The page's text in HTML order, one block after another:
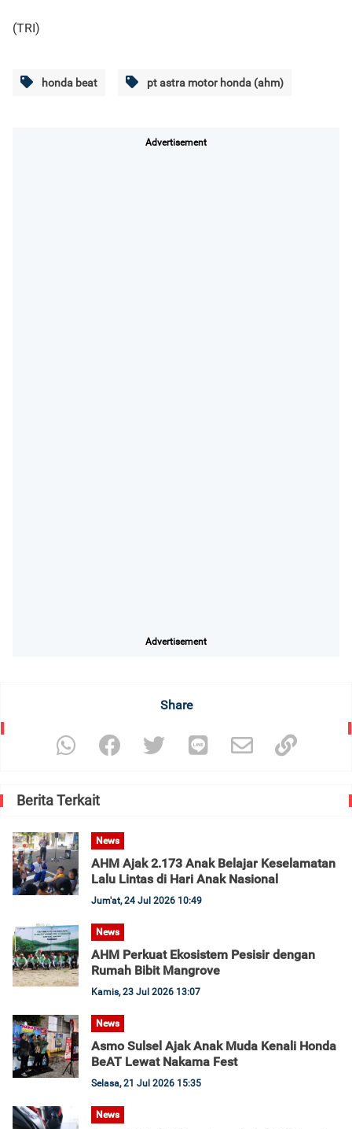
(TRI)
honda beat pt astra motor honda (ahm)
Advertisement
Advertisement
Share
Berita Terkait
News
AHM Ajak 2.173 Anak Belajar Keselamatan
Lalu Lintas di Hari Anak Nasional
Jum'at, 24 Jul 2026 10:49
News
AHM Perkuat Ekosistem Pesisir dengan
Rumah Bibit Mangrove
Kamis, 23 Jul 2026 13:07
News
Asmo Sulsel Ajak Anak Muda Kenali Honda
BeAT Lewat Nakama Fest
Selasa, 21 Jul 2026 15:35
News